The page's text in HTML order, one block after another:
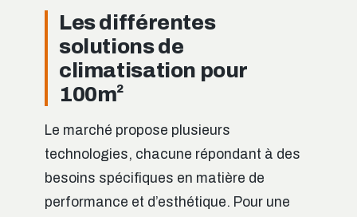
Les différentes
solutions de
climatisation pour
100m²
Le marché propose plusieurs
technologies, chacune répondant à des
besoins spécifiques en matière de
performance et d’esthétique. Pour une